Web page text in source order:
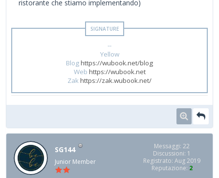
ristorante che stiamo implementando)
--
Yellow
Bloghttps://wubook.net/blog
Web https://wubook.net
Zakhttps://zak.wubook.net/
SG144
Junior Member
Messaggi: 22
Discussioni: 1
Registrato: Aug 2019
Reputazione: 2